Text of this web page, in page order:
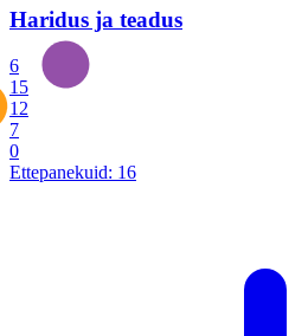
Haridus ja teadus
6
15
12
7
0
Ettepanekuid: 16